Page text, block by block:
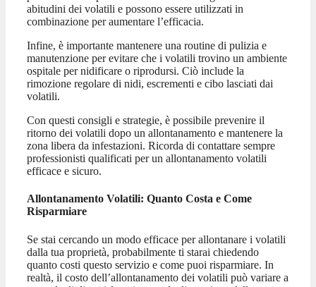
abitudini dei volatili e possono essere utilizzati in
combinazione per aumentare l’efficacia.
Infine, è importante mantenere una routine di pulizia e
manutenzione per evitare che i volatili trovino un ambiente
ospitale per nidificare o riprodursi. Ciò include la
rimozione regolare di nidi, escrementi e cibo lasciati dai
volatili.
Con questi consigli e strategie, è possibile prevenire il
ritorno dei volatili dopo un allontanamento e mantenere la
zona libera da infestazioni. Ricorda di contattare sempre
professionisti qualificati per un allontanamento volatili
efficace e sicuro.
Allontanamento Volatili: Quanto Costa e Come
Risparmiare
Se stai cercando un modo efficace per allontanare i volatili
dalla tua proprietà, probabilmente ti starai chiedendo
quanto costi questo servizio e come puoi risparmiare. In
realtà, il costo dell’allontanamento dei volatili può variare a